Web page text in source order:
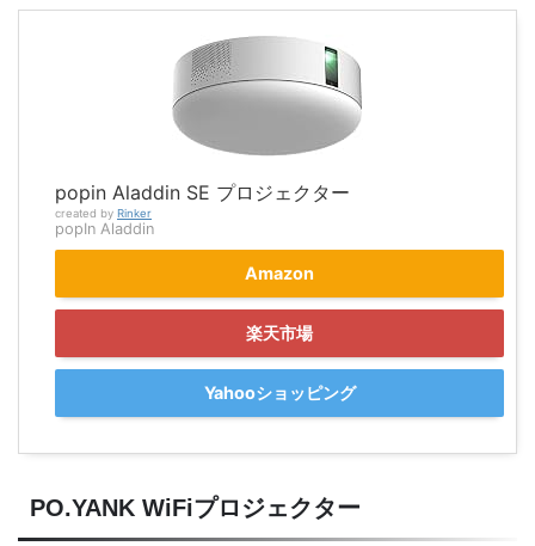
popin Aladdin SE プロジェクター
created by Rinker
popIn Aladdin
Amazon
楽天市場
Yahooショッピング
PO.YANK WiFiプロジェクター